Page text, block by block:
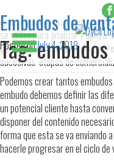
Tag:
Embudos de
Posted onJuly 4, 2019
Es la principal herramienta
se utiliza para analizar y
gestionar las ventas en la
sucesivas etapas de
Podemos crear tantos
embudo debemos definir las
un potencial cliente hasta
disponer del contenido
forma que esta se va enviando
hacerle progresar en el ciclo de